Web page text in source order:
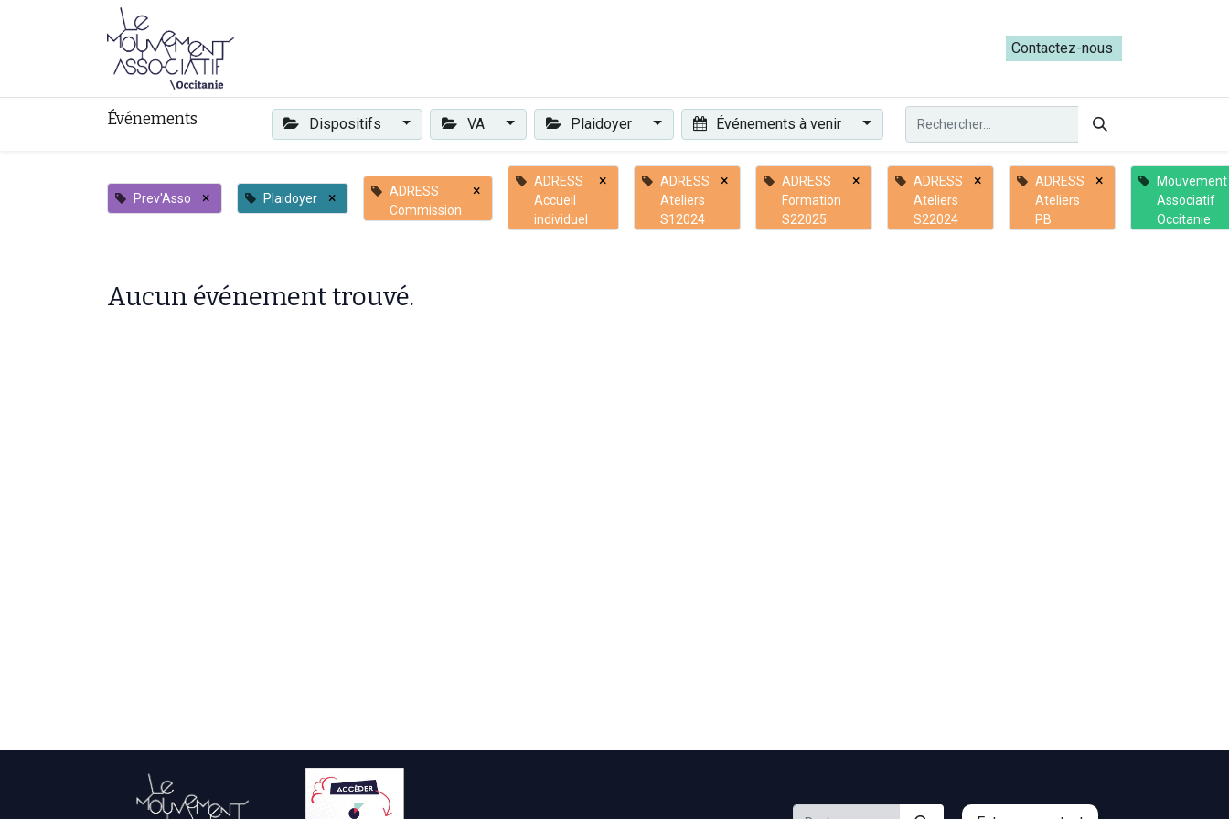
Les ateliers du Parcours ADRESS [mai-juin 2026]
Contactez-nous​​
Événements Dispositifs VA Plaidoyer Événements à venir
Prev'Asso × Plaidoyer ×
ADRESS
Commission
×
ADRESS
Accueil
individuel
×
ADRESS
Ateliers
S12024
×
ADRESS
Formation
S22025
×
ADRESS
Ateliers
S22024
×
ADRESS
Ateliers
PB
×
Mouvement
Associatif
Occitanie
Aucun événement trouvé.